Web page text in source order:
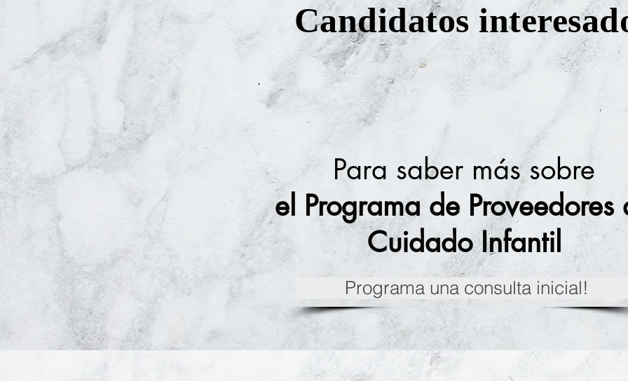
Candidatos
Para saber más sobre
el Programa de Proveedores
Cuidado Infantil
Programa una consulta inicial!